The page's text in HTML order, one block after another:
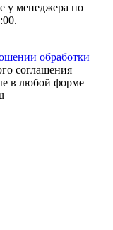
у менеджера по
обработки
соглашения
в любой форме